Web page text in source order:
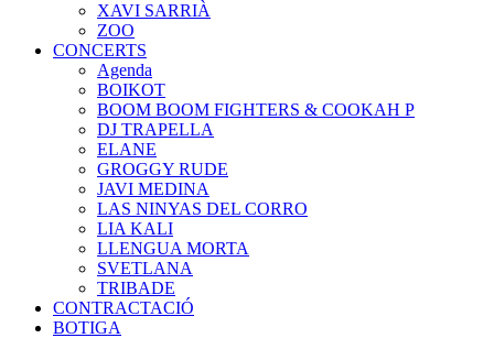
XAVI SARRIÀ
ZOO
CONCERTS
Agenda
BOIKOT
BOOM BOOM FIGHTERS & COOKAH P
DJ TRAPELLA
ELANE
GROGGY RUDE
JAVI MEDINA
LAS NINYAS DEL CORRO
LIA KALI
LLENGUA MORTA
SVETLANA
TRIBADE
CONTRACTACIÓ
BOTIGA